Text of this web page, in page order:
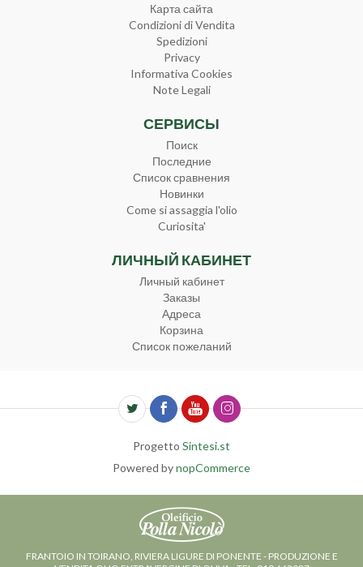
Карта сайта
Condizioni di Vendita
Spedizioni
Privacy
Informativa Cookies
Note Legali
СЕРВИСЫ
Поиск
Последние
Список сравнения
Новинки
Come si assaggia l'olio
Curiosita'
ЛИЧНЫЙ КАБИНЕТ
Личный кабинет
Заказы
Адреса
Корзина
Список пожеланий
Progetto Sintesi.st
Powered bynopCommerce
FRANTOIO IN TOIRANO, RIVIERA LIGURE DI PONENTE - PRODUZIONE E